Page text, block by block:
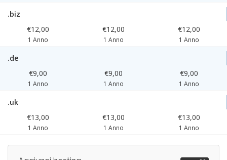
.biz
€12,00
1 Anno
€12,00
1 Anno
€12,00
1 Anno
.de
€9,00
1 Anno
€9,00
1 Anno
€9,00
1 Anno
.uk
€13,00
1 Anno
€13,00
1 Anno
€13,00
1 Anno